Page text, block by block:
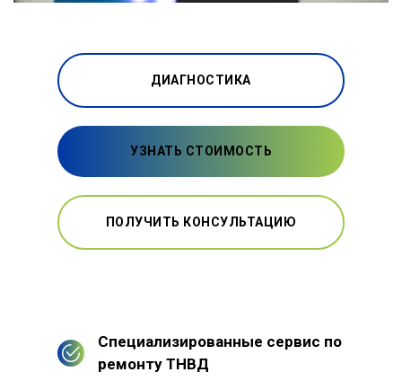
ДИАГНОСТИКА
УЗНАТЬ СТОИМОСТЬ
ПОЛУЧИТЬ КОНСУЛЬТАЦИЮ
Специализированные сервис по
ремонту ТНВД